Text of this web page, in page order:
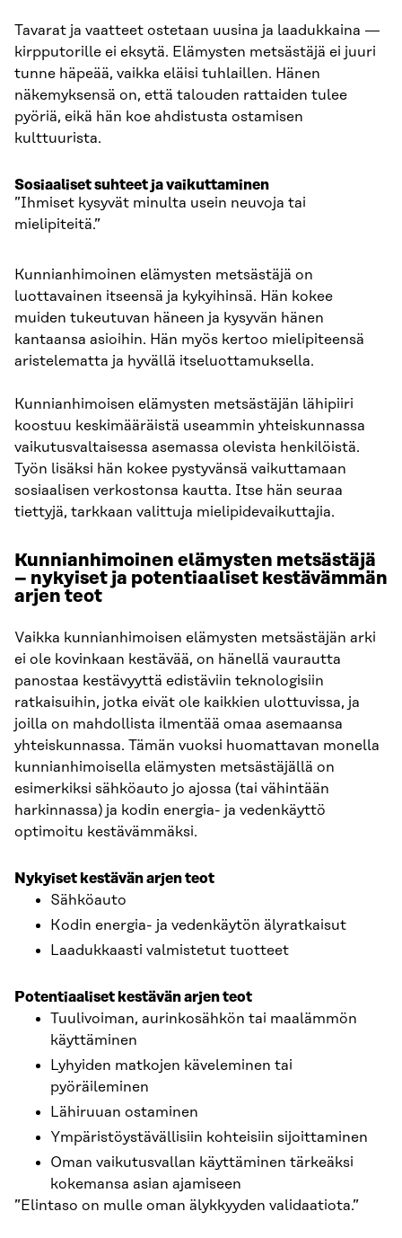
Tavarat ja vaatteet ostetaan uusina ja laadukkaina —
kirpputorille ei eksytä. Elämysten metsästäjä ei juuri
tunne häpeää, vaikka eläisi tuhlaillen. Hänen
näkemyksensä on, että talouden rattaiden tulee
pyöriä, eikä hän koe ahdistusta ostamisen
kulttuurista.
Sosiaaliset suhteet ja vaikuttaminen
”Ihmiset kysyvät minulta usein neuvoja tai
mielipiteitä.”
Kunnianhimoinen elämysten metsästäjä on
luottavainen itseensä ja kykyihinsä. Hän kokee
muiden tukeutuvan häneen ja kysyvän hänen
kantaansa asioihin. Hän myös kertoo mielipiteensä
aristelematta ja hyvällä itseluottamuksella.
Kunnianhimoisen elämysten metsästäjän lähipiiri
koostuu keskimääräistä useammin yhteiskunnassa
vaikutusvaltaisessa asemassa olevista henkilöistä.
Työn lisäksi hän kokee pystyvänsä vaikuttamaan
sosiaalisen verkostonsa kautta. Itse hän seuraa
tiettyjä, tarkkaan valittuja mielipidevaikuttajia.
Kunnianhimoinen elämysten metsästäjä
– nykyiset ja potentiaaliset kestävämmän
arjen teot
Vaikka kunnianhimoisen elämysten metsästäjän arki
ei ole kovinkaan kestävää, on hänellä vaurautta
panostaa kestävyyttä edistäviin teknologisiin
ratkaisuihin, jotka eivät ole kaikkien ulottuvissa, ja
joilla on mahdollista ilmentää omaa asemaansa
yhteiskunnassa. Tämän vuoksi huomattavan monella
kunnianhimoisella elämysten metsästäjällä on
esimerkiksi sähköauto jo ajossa (tai vähintään
harkinnassa) ja kodin energia- ja vedenkäyttö
optimoitu kestävämmäksi.
Nykyiset kestävän arjen teot
Sähköauto
Kodin energia- ja vedenkäytön älyratkaisut
Laadukkaasti valmistetut tuotteet
Potentiaaliset kestävän arjen teot
Tuulivoiman, aurinkosähkön tai maalämmön
käyttäminen
Lyhyiden matkojen käveleminen tai
pyöräileminen
Lähiruuan ostaminen
Ympäristöystävällisiin kohteisiin sijoittaminen
Oman vaikutusvallan käyttäminen tärkeäksi
kokemansa asian ajamiseen
”Elintaso on mulle oman älykkyyden validaatiota.”